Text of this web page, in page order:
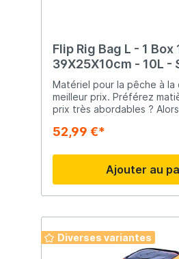
Flip Rig Bag L - 1 Box
39X25X10cm - 10L -
Rangement
Matériel pour la pêche à la
meilleur prix. Préférez
prix très abordables ?
incontournable Que vous
de la technologie ou
débuter, Raven Pêche
le produit adapté à vos
52,99 €*
Ajouter au
Diverses variantes